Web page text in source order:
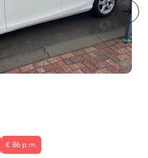
€ 86 p.m.